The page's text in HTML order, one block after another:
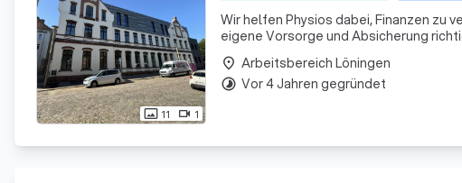
photo_size_select_actual 11 videocam 1
Wir helfen Physios dabei, Finanzen zu
eigene Vorsorge und Absicherung
place Arbeitsbereich Löningen
timelapse Vor 4 Jahren gegründet